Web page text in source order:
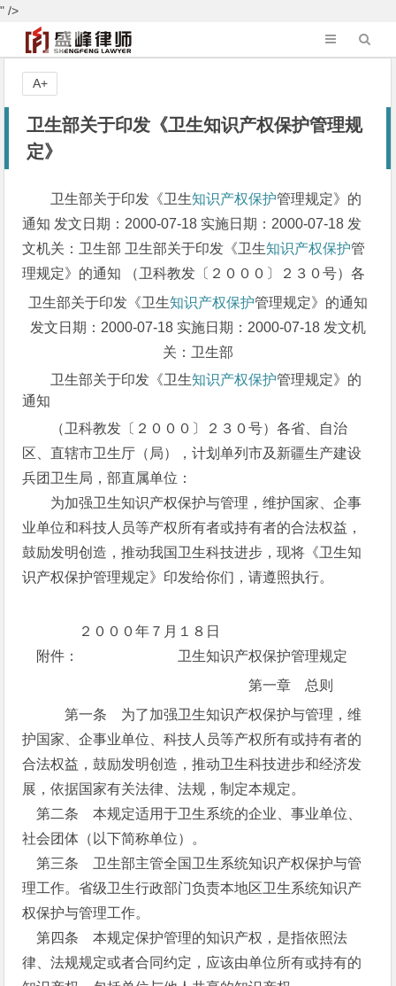
" />
卫生部关于印发《卫生知识产权保护管理规
定》
卫生部关于印发《卫生知识产权保护管理规定》的
通知 发文日期：2000-07-18 实施日期：2000-07-18 发
文机关：卫生部 卫生部关于印发《卫生知识产权保护管
理规定》的通知 （卫科教发〔２０００〕２３０号）各
卫生部关于印发《卫生知识产权保护管理规定》的通知
发文日期：2000-07-18 实施日期：2000-07-18 发文机
关：卫生部
卫生部关于印发《卫生知识产权保护管理规定》的
通知
（卫科教发〔２０００〕２３０号）各省、自治
区、直辖市卫生厅（局），计划单列市及新疆生产建设
兵团卫生局，部直属单位：
为加强卫生知识产权保护与管理，维护国家、企事
业单位和科技人员等产权所有者或持有者的合法权益，
鼓励发明创造，推动我国卫生科技进步，现将《卫生知
识产权保护管理规定》印发给你们，请遵照执行。
２０００年７月１８日
附件： 卫生知识产权保护管理规定
第一章 总则
第一条 为了加强卫生知识产权保护与管理，维
护国家、企事业单位、科技人员等产权所有或持有者的
合法权益，鼓励发明创造，推动卫生科技进步和经济发
展，依据国家有关法律、法规，制定本规定。
第二条 本规定适用于卫生系统的企业、事业单位、
社会团体（以下简称单位）。
第三条 卫生部主管全国卫生系统知识产权保护与管
理工作。省级卫生行政部门负责本地区卫生系统知识产
权保护与管理工作。
第四条 本规定保护管理的知识产权，是指依照法
律、法规规定或者合同约定，应该由单位所有或持有的
A+